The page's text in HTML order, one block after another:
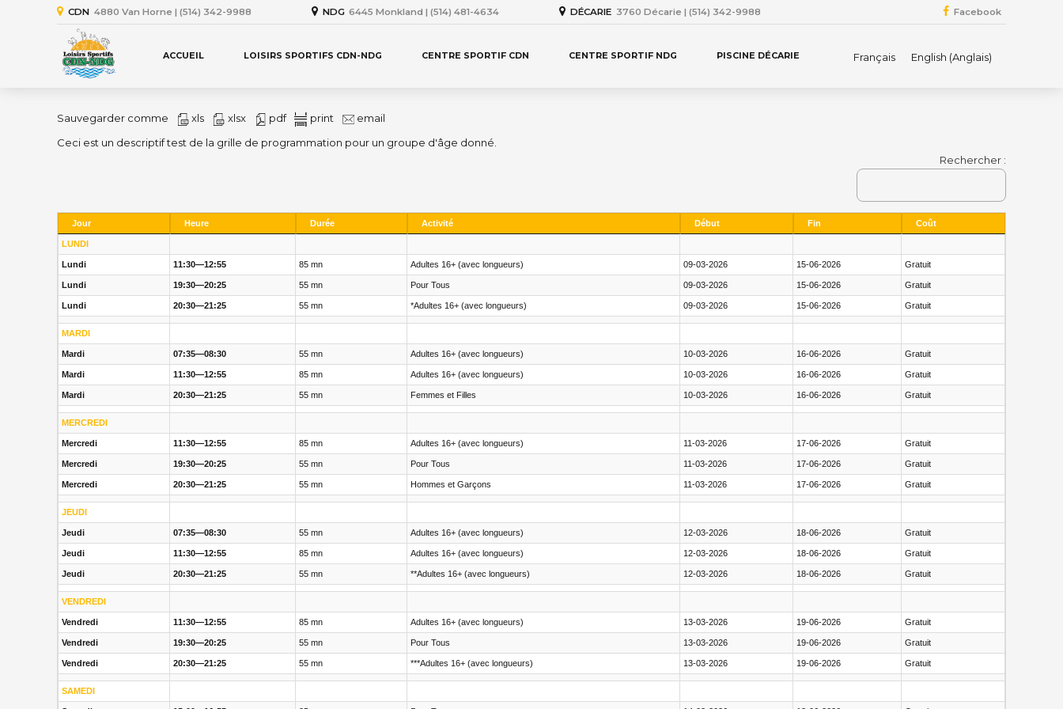
CDN 4880 Van Horne | (514) 342-9988 NDG 6445 Monkland | (514) 481-4634 DÉCARIE 3760 Décarie | (514) 342-9988 Facebook
Français English (Anglais)
ACCUEIL LOISIRS SPORTIFS CDN-NDG CENTRE SPORTIF CDN CENTRE SPORTIF NDG PISCINE DÉCARIE
Sauvegarder comme xls xlsx pdf print
email
Ceci est un descriptif test de la grille de programmation pour un groupe d'âge donné.
Rechercher :
Jour Heure Durée Activité Début Fin Coût
LUNDI
Lundi 11:30—12:55 85 mn Adultes 16+ (avec longueurs) 09-03-2026 15-06-2026 Gratuit
Lundi 19:30—20:25 55 mn Pour Tous 09-03-2026 15-06-2026 Gratuit
Lundi 20:30—21:25 55 mn *Adultes 16+ (avec longueurs) 09-03-2026 15-06-2026 Gratuit
MARDI
Mardi 07:35—08:30 55 mn Adultes 16+ (avec longueurs) 10-03-2026 16-06-2026 Gratuit
Mardi 11:30—12:55 85 mn Adultes 16+ (avec longueurs) 10-03-2026 16-06-2026 Gratuit
Mardi 20:30—21:25 55 mn Femmes et Filles 10-03-2026 16-06-2026 Gratuit
MERCREDI
Mercredi 11:30—12:55 85 mn Adultes 16+ (avec longueurs) 11-03-2026 17-06-2026 Gratuit
Mercredi 19:30—20:25 55 mn Pour Tous 11-03-2026 17-06-2026 Gratuit
Mercredi 20:30—21:25 55 mn Hommes et Garçons 11-03-2026 17-06-2026 Gratuit
JEUDI
Jeudi 07:35—08:30 55 mn Adultes 16+ (avec longueurs) 12-03-2026 18-06-2026 Gratuit
Jeudi 11:30—12:55 85 mn Adultes 16+ (avec longueurs) 12-03-2026 18-06-2026 Gratuit
Jeudi 20:30—21:25 55 mn **Adultes 16+ (avec longueurs) 12-03-2026 18-06-2026 Gratuit
VENDREDI
Vendredi 11:30—12:55 85 mn Adultes 16+ (avec longueurs) 13-03-2026 19-06-2026 Gratuit
Vendredi 19:30—20:25 55 mn Pour Tous 13-03-2026 19-06-2026 Gratuit
Vendredi 20:30—21:25 55 mn ***Adultes 16+ (avec longueurs) 13-03-2026 19-06-2026 Gratuit
SAMEDI